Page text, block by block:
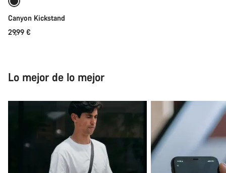
Canyon Kickstand
29,99 €
Lo mejor de lo mejor